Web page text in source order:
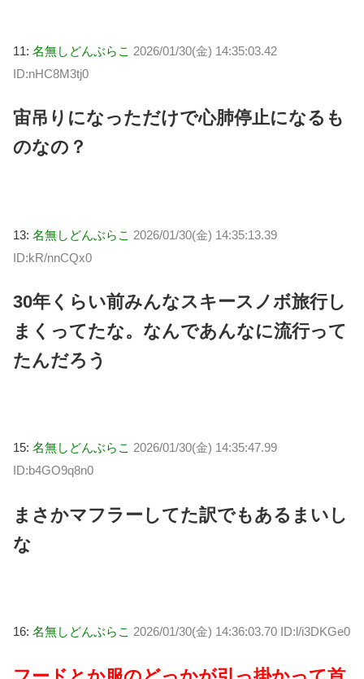
11: 名無しどんぶらこ 2026/01/30(金) 14:35:03.42
ID:nHC8M3tj0
宙吊りになっただけで心肺停止になるも
のなの？
13: 名無しどんぶらこ 2026/01/30(金) 14:35:13.39
ID:kR/nnCQx0
30年くらい前みんなスキースノボ旅行し
まくってたな。なんであんなに流行って
たんだろう
15: 名無しどんぶらこ 2026/01/30(金) 14:35:47.99
ID:b4GO9q8n0
まさかマフラーしてた訳でもあるまいし
な
16: 名無しどんぶらこ 2026/01/30(金) 14:36:03.70 ID:l/i3DKGe0